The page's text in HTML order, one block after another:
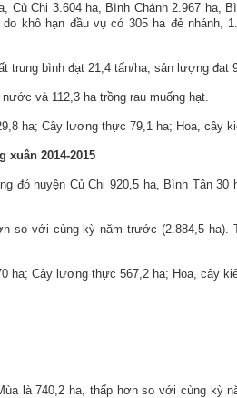
Củ Chi 3.604 ha, Bình Chánh 2.967 ha,
khô hạn đầu vụ có 305 ha đẻ nhánh,
trung bình đạt 21,4 tấn/ha, sản lượng đạt
và 112,3 ha trồng rau muống hạt.
ha; Cây lương thực 79,1 ha; Hoa, cây
xuân 2014-2015
đó huyện Củ Chi 920,5 ha, Bình Tân
so với cùng kỳ năm trước (2.884,5 ha).
ha; Cây lương thực 567,2 ha; Hoa, cây
là 740,2 ha, thấp hơn so với cùng kỳ